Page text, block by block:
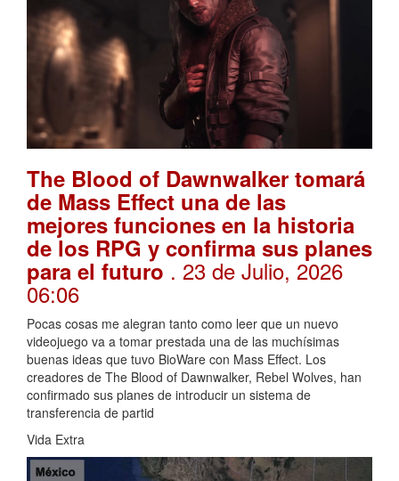
The Blood of Dawnwalker tomará
de Mass Effect una de las
mejores funciones en la historia
de los RPG y confirma sus planes
para el futuro . 23 de Julio, 2026
06:06
Pocas cosas me alegran tanto como leer que un nuevo
videojuego va a tomar prestada una de las muchísimas
buenas ideas que tuvo BioWare con Mass Effect. Los
creadores de The Blood of Dawnwalker, Rebel Wolves, han
confirmado sus planes de introducir un sistema de
transferencia de partid
Vida Extra